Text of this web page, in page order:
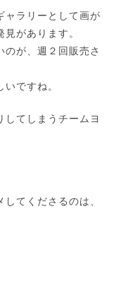
ャラリーとして画が
があります。
のが、週２回販売さ
ですね。
してしまうチームヨ
てくださるのは、